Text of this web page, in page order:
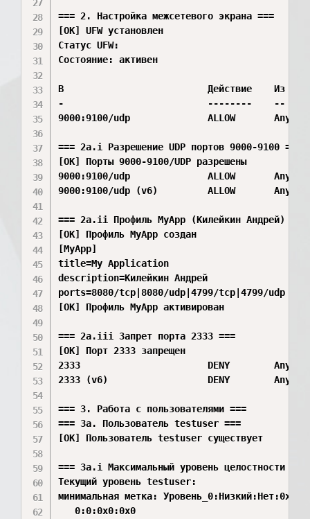
=== 2. Настройка межсетевого экрана ===
[OK] UFW установлен
Статус UFW:
Состояние: активен
В                          Действие    Из
-                          --------    --
9000:9100/udp              ALLOW
=== 2a.i Разрешение UDP портов 9000-9100 ===
[OK] Порты 9000-9100/UDP разрешены
9000:9100/udp              ALLOW
9000:9100/udp (v6)         ALLOW
=== 2a.ii Профиль MyApp (Килейкин Андрей) ===
[OK] Профиль MyApp создан
[MyApp]
title=My Application
description=Килейкин Андрей
ports=8080/tcp|8080/udp|4799/tcp|4799/udp
[OK] Профиль MyApp активирован
=== 2a.iii Запрет порта 2333 ===
[OK] Порт 2333 запрещен
2333                       DENY
2333 (v6)                  DENY
=== 3. Работа с пользователями ===
=== 3a. Пользователь testuser ===
[OK] Пользователь testuser существует
=== 3a.i Максимальный уровень целостности ===
Текущий уровень testuser:
минимальная метка: Уровень_0:Низкий:Нет:0x0
   0:0:0x0:0x0